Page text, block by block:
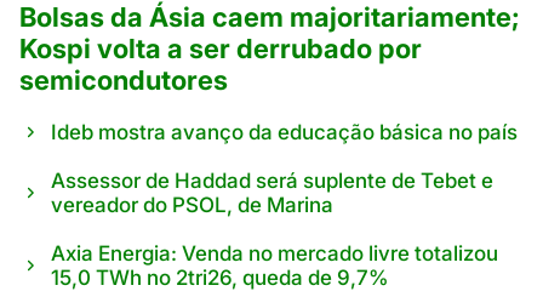
Bolsas da Ásia caem majoritariamente;
Kospi volta a ser derrubado por
semicondutores
Ideb mostra avanço da educação básica no país
Assessor de Haddad será suplente de Tebet e
vereador do PSOL, de Marina
Axia Energia: Venda no mercado livre totalizou
15,0 TWh no 2tri26, queda de 9,7%